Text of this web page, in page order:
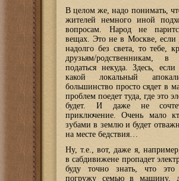
В целом же, надо понимать,
жителей немного иной
вопросам. Народ не
вещах. Это не в Москве, если
надолго без света, то тебе,
друзьям/родственникам,
податься некуда. Здесь, если
какой локальный
большинство просто сядет в
проблем поедет туда, где это
будет. И даже не
приключение. Очень мало
зубами в землю и будет
на месте бедствия…
Ну, т.е., вот, даже я,
в сабдивижене пропадет
буду точно знать, что
погружу семью в машину,